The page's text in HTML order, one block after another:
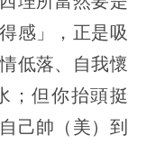
感」，正是吸
低落、自我懷
；但你抬頭挺
己帥（美）到